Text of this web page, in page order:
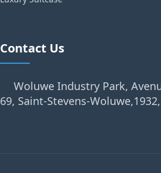
Contact Us
Woluwe Industry Park,
69, Saint-Stevens-